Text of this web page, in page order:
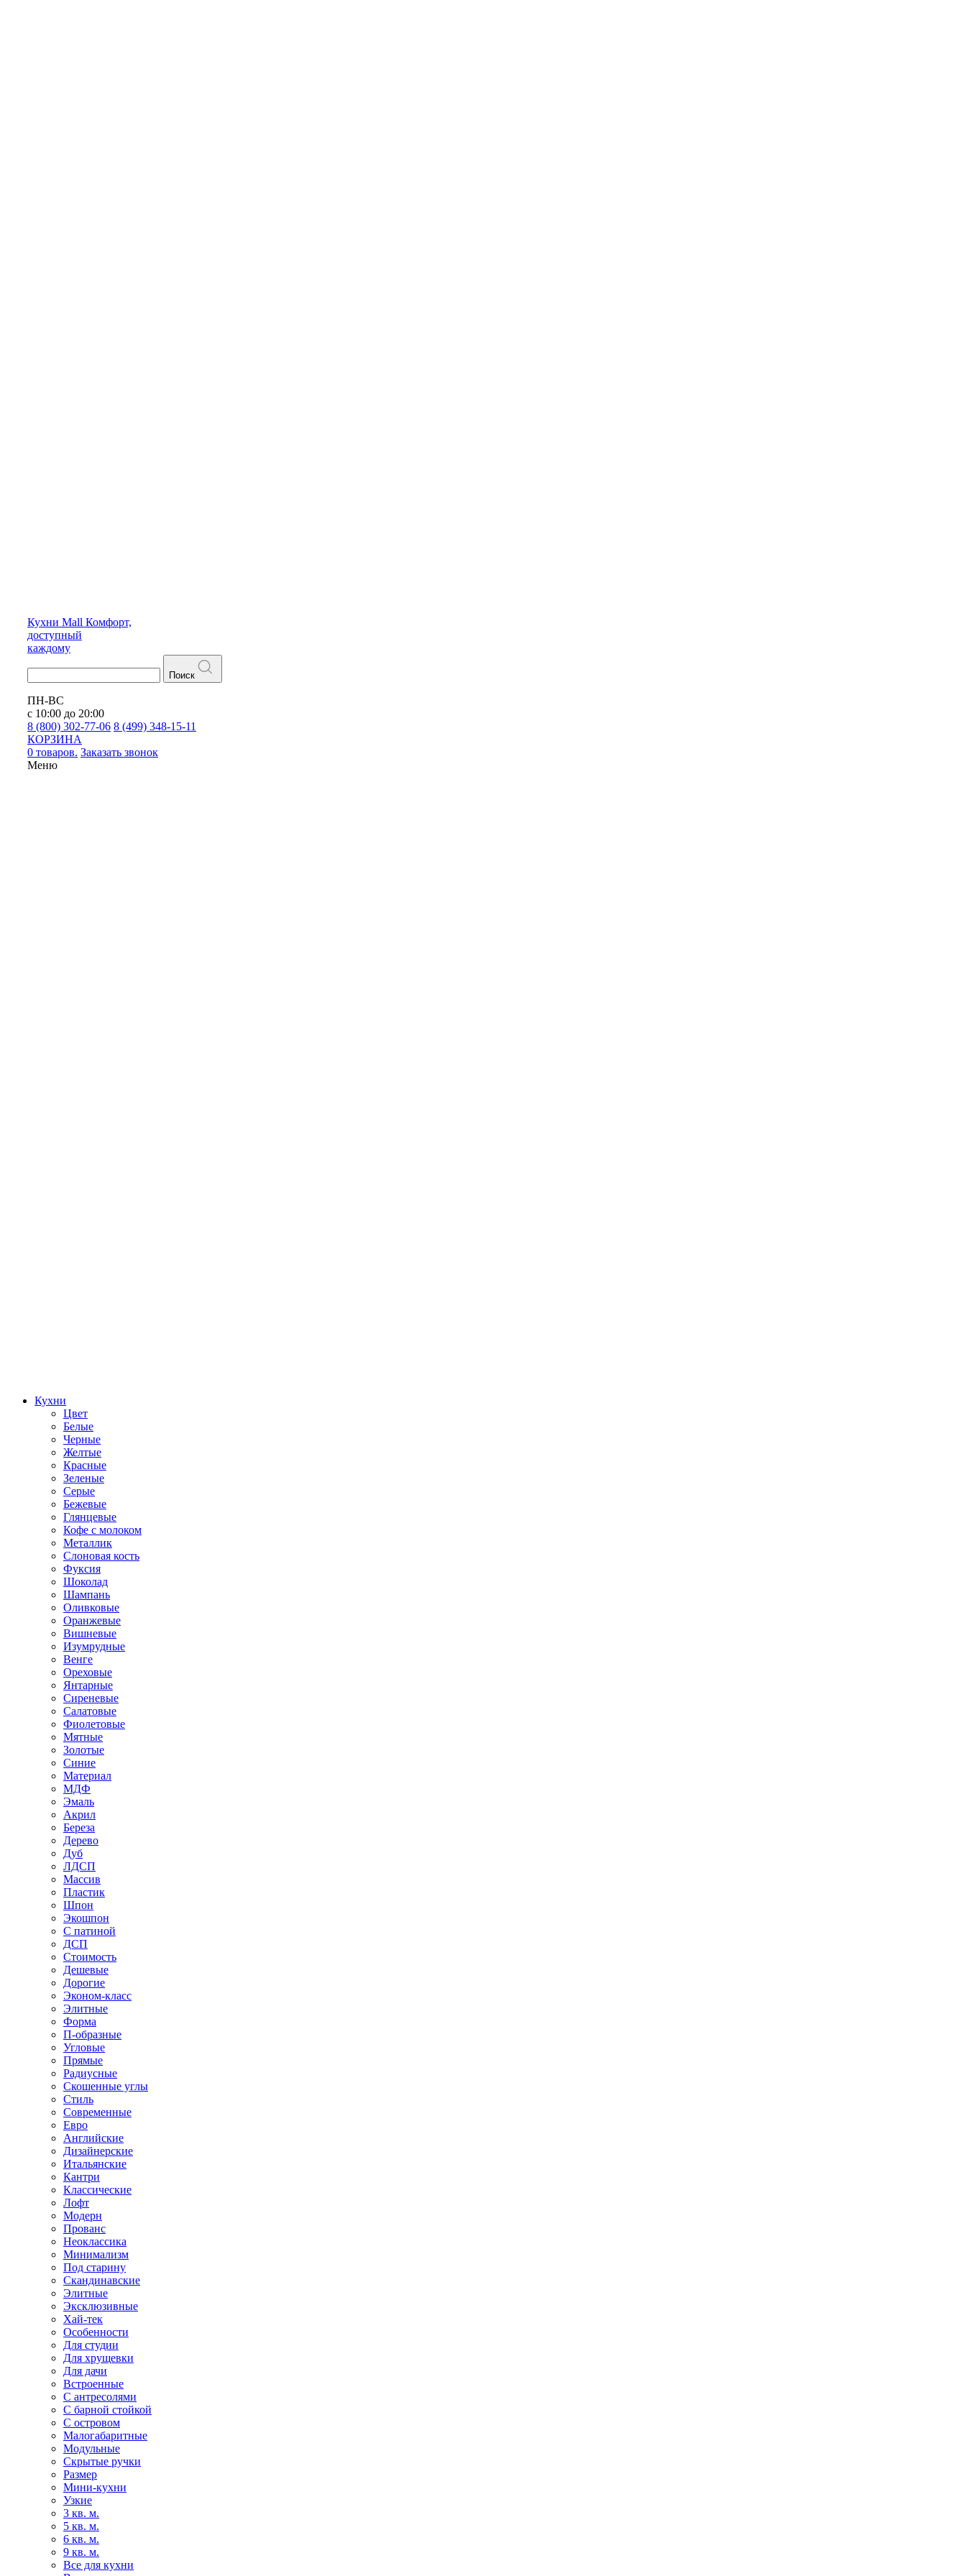
Кухни Mall Комфорт,
доступный
каждому
Поиск
ПН-ВС
с 10:00 до 20:00
8 (800) 302-77-06 8 (499) 348-15-11
КОРЗИНА
0 товаров. Заказать звонок
Меню
Кухни
Цвет
Белые
Черные
Желтые
Красные
Зеленые
Серые
Бежевые
Глянцевые
Кофе с молоком
Металлик
Слоновая кость
Фуксия
Шоколад
Шампань
Оливковые
Оранжевые
Вишневые
Изумрудные
Венге
Ореховые
Янтарные
Сиреневые
Салатовые
Фиолетовые
Мятные
Золотые
Синие
Материал
МДФ
Эмаль
Акрил
Береза
Дерево
Дуб
ЛДСП
Массив
Пластик
Шпон
Экошпон
С патиной
ДСП
Стоимость
Дешевые
Дорогие
Эконом-класс
Элитные
Форма
П-образные
Угловые
Прямые
Радиусные
Скошенные углы
Стиль
Современные
Евро
Английские
Дизайнерские
Итальянские
Кантри
Классические
Лофт
Модерн
Прованс
Неоклассика
Минимализм
Под старину
Скандинавские
Элитные
Эксклюзивные
Хай-тек
Особенности
Для студии
Для хрущевки
Для дачи
Встроенные
С антресолями
С барной стойкой
С островом
Малогабаритные
Модульные
Скрытые ручки
Размер
Мини-кухни
Узкие
3 кв. м.
5 кв. м.
6 кв. м.
9 кв. м.
Все для кухни